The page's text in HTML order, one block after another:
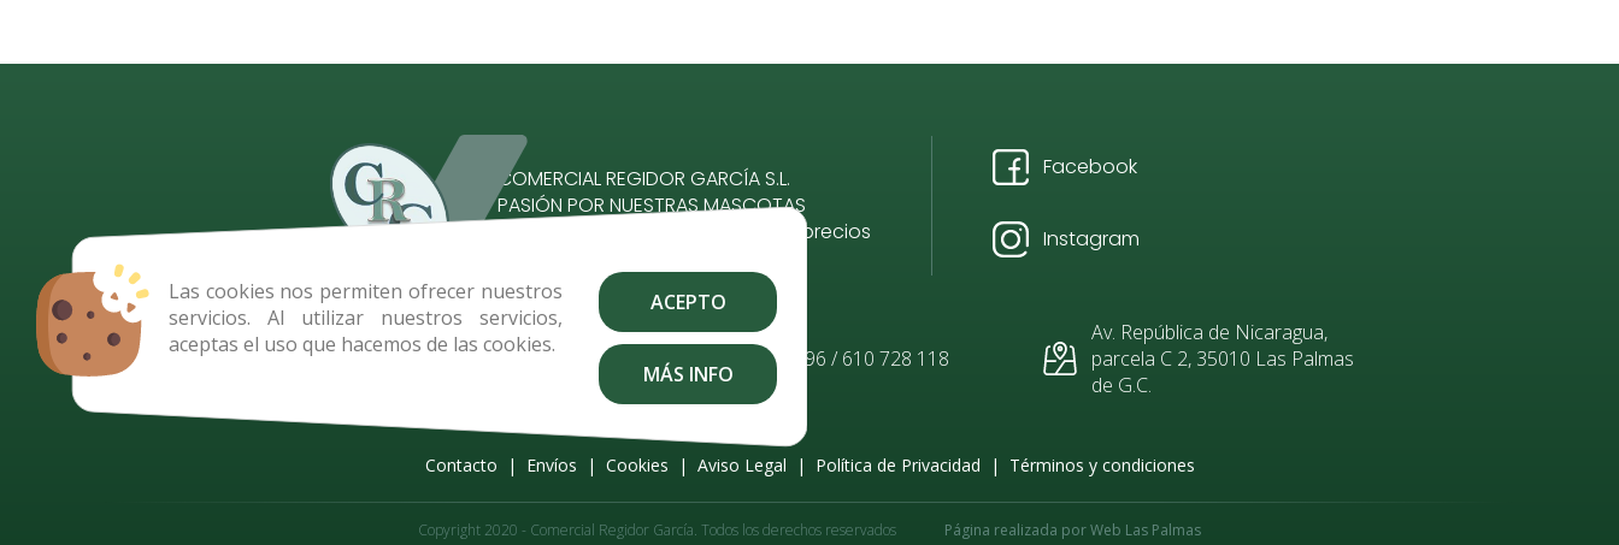
Las cookies nos permiten ofrecer nuestros
servicios. Al utilizar nuestros servicios,
aceptas el uso que hacemos de las cookies.
ACEPTO
MÁS INFO
COMERCIAL REGIDOR GARCÍA S.L.
PASIÓN POR NUESTRAS MASCOTAS
Compromiso, calidad, servicio y precios
Facebook
Instagram
pedidos@comercialregidor.com 928 484 096 / 610 728 118
Av. República de Nicaragua,
parcela C 2, 35010 Las Palmas
de G.C.
Contacto | Envíos | Cookies | Aviso Legal | Política de Privacidad | Términos y condiciones
Copyright 2020 - Comercial Regidor García. Todos los derechos reservados Página realizada porWeb Las Palmas